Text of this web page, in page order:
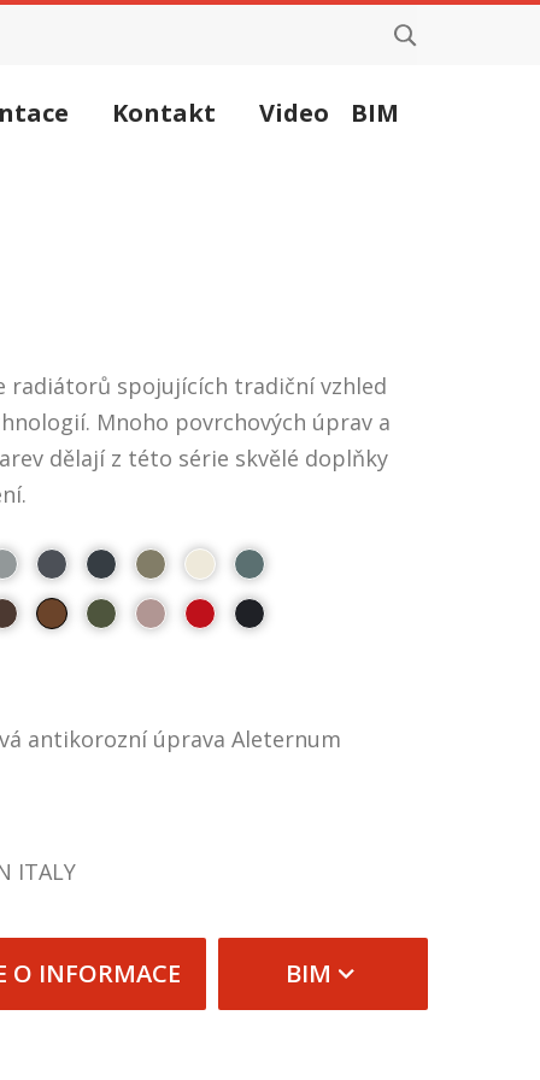
Kontakt Video BIM
radiátorů spojujících tradiční vzhled
Mnoho povrchových úprav a
dělají z této série skvělé doplňky
antikorozní úprava Aleternum
ITALY
O INFORMACE BIM